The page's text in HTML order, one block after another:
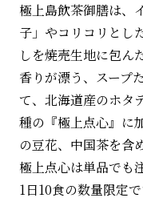
極上島飲茶御膳は、
子」やコリコリとし
しを焼売生地に包ん
香りが漂う、スープ
て、北海道産のホタ
種の『極上点心』に
の豆花、中国茶を含
極上点心は単品でも
1日10食の数量限定で